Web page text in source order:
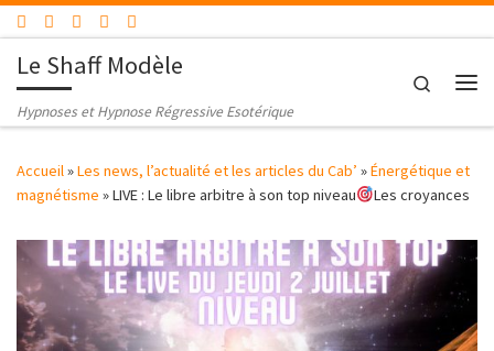
Passer au contenu
Le Shaff Modèle
Hypnoses et Hypnose Régressive Esotérique
Search
Accueil»Les news, l’actualité et les articles du Cab’ »Énergétique et
magnétisme »LIVE : Le libre arbitre à son top niveau Les croyances